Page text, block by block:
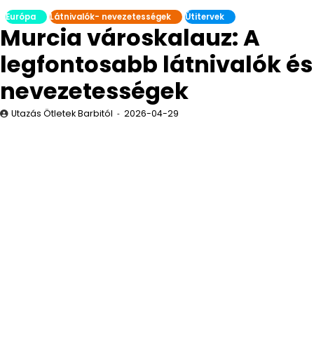
Európa Látnivalók- nevezetességek Útitervek
Murcia városkalauz: A
legfontosabb látnivalók és
nevezetességek
Utazás Ötletek Barbitól 2026-04-29